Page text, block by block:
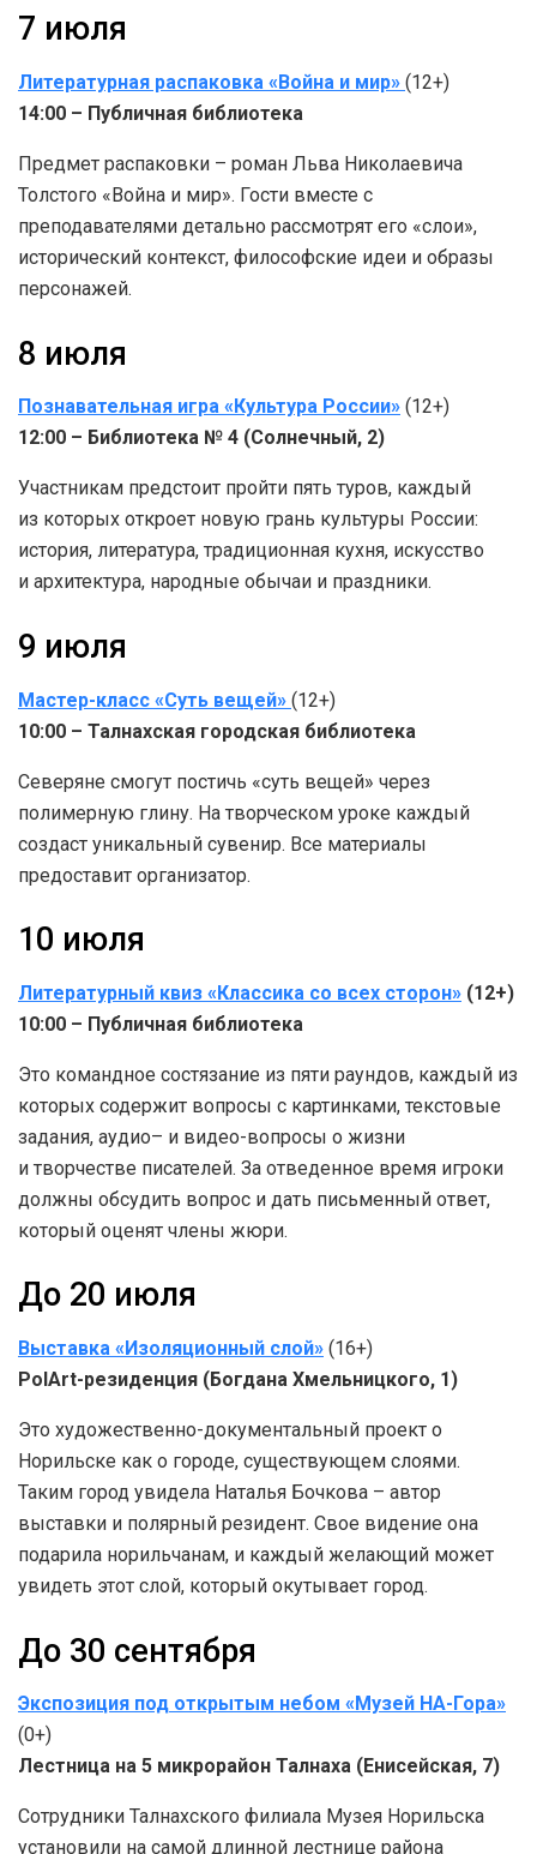
7 июля
Литературная распаковка «Война и мир» (12+)
14:00 – Публичная библиотека
Предмет распаковки – роман Льва Николаевича
Толстого «Война и мир». Гости вместе с
преподавателями детально рассмотрят его «слои»,
исторический контекст, философские идеи и образы
персонажей.
8 июля
Познавательная игра «Культура России» (12+)
12:00 – Библиотека № 4 (Солнечный, 2)
Участникам предстоит пройти пять туров, каждый
из которых откроет новую грань культуры России:
история, литература, традиционная кухня, искусство
и архитектура, народные обычаи и праздники.
9 июля
Мастер-класс «Суть вещей» (12+)
10:00 – Талнахская городская библиотека
Северяне смогут постичь «суть вещей» через
полимерную глину. На творческом уроке каждый
создаст уникальный сувенир. Все материалы
предоставит организатор.
10 июля
Литературный квиз «Классика со всех сторон» (12+)
10:00 – Публичная библиотека
Это командное состязание из пяти раундов, каждый из
которых содержит вопросы с картинками, текстовые
задания, аудио– и видео-вопросы о жизни
и творчестве писателей. За отведенное время игроки
должны обсудить вопрос и дать письменный ответ,
который оценят члены жюри.
До 20 июля
Выставка «Изоляционный слой» (16+)
PolArt-резиденция (Богдана Хмельницкого, 1)
Это художественно-документальный проект о
Норильске как о городе, существующем слоями.
Таким город увидела Наталья Бочкова – автор
выставки и полярный резидент. Свое видение она
подарила норильчанам, и каждый желающий может
увидеть этот слой, который окутывает город.
До 30 сентября
Экспозиция под открытым небом «Музей НА-Гора»
(0+)
Лестница на 5 микрорайон Талнаха (Енисейская, 7)
Сотрудники Талнахского филиала Музея Норильска
установили на самой длинной лестнице района